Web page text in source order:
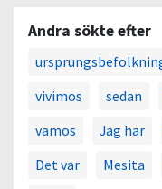
Andra sökte efter
vivimos
sedan
vamos
Jag har
Det var
Mesita